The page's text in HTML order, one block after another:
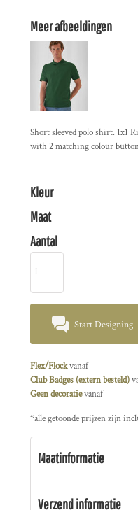
Meer afbeeldingen
Short sleeved polo shirt. 1x1
with 2 matching colour
Kleur
Maat
Aantal
Start Designing
Flex/Flockvanaf
Club Badges (extern besteld)
Geen decoratievanaf
*alle getoonde prijzen zijn
Maatinformatie
Verzend informatie